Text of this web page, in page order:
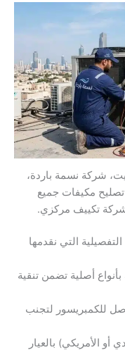
شركة نسمة باردة،
مكيفات جميع
تكييف مركزي.
التي نقدمها
بأنواع أصلية تضمن تنقية
للكمبريسور لتجنب
أو الأمريكي) بالعيار